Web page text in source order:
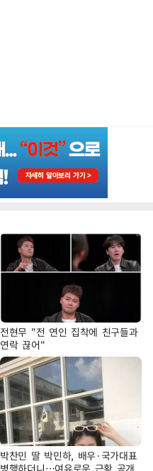
전현무 "전 연인 집착에 친구들과
연락 끊어"
박찬민 딸 박민하, 배우·국가대표